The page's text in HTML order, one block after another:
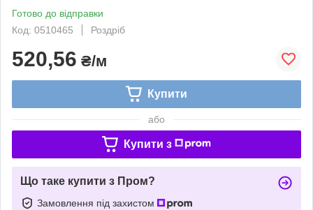
Готово до відправки
Код: 0510465
Роздріб
520,56 ₴/м
Купити
або
Купити з
Що таке купити з Пром?
Замовлення під захистом